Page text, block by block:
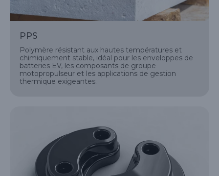
PPS
Polymère résistant aux hautes températures et
chimiquement stable, idéal pour les enveloppes de
batteries EV, les composants de groupe
motopropulseur et les applications de gestion
thermique exigeantes.